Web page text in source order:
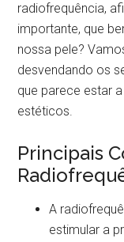
radiofrequência,
importante, que
nossa pele?
desvendando os
que parece estar
estéticos.
Principais
A
estimular a